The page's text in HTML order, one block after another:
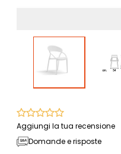
Aggiungi la tua recensione
Domande e risposte